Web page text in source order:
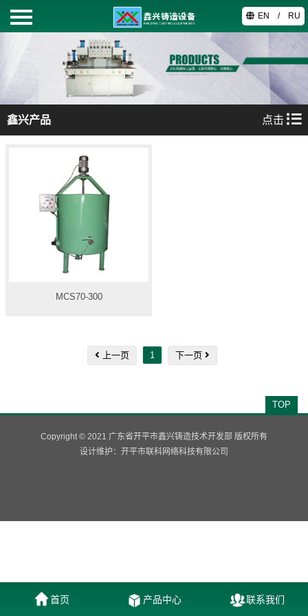
首页
鑫兴产品
工艺技术
视频中心
联系我们
EN / RU
鑫兴产品 点击
MCS70-300
上一页 1 下一页
TOP
Copyright © 2021 广东省开平市鑫兴铸造技术开发部 版权所有
设计维护： 开平市联科网络科技有限公司
首页 产品中心 联系我们